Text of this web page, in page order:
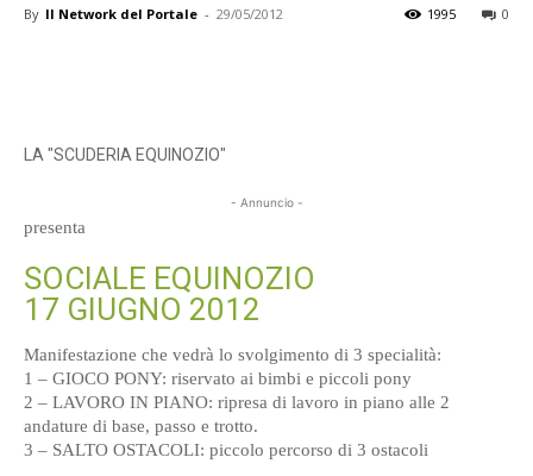
By Il Network del Portale - 29/05/2012 0
1995
LA "SCUDERIA EQUINOZIO"
- Annuncio -
presenta
SOCIALE EQUINOZIO
17 GIUGNO 2012
Manifestazione che vedrà lo svolgimento di 3 specialità:
1 – GIOCO PONY: riservato ai bimbi e piccoli pony
2 – LAVORO IN PIANO: ripresa di lavoro in piano alle 2
andature di base, passo e trotto.
3 – SALTO OSTACOLI: piccolo percorso di 3 ostacoli